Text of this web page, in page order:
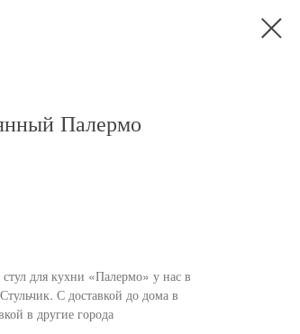
Палермо
для кухни «Палермо» у нас в
С доставкой до дома в
в другие города